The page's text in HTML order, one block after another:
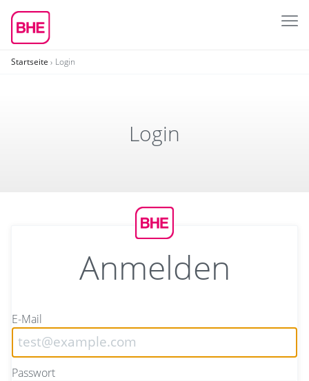
Startseite Login
Login
Anmelden
E-Mail
Passwort